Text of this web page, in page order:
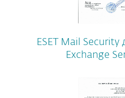
ESET Mail
Exchange